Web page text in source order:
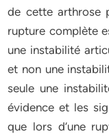
de cette arthrose
rupture complète
une instabilité
et non une
seule une
évidence et les
que lors d’une